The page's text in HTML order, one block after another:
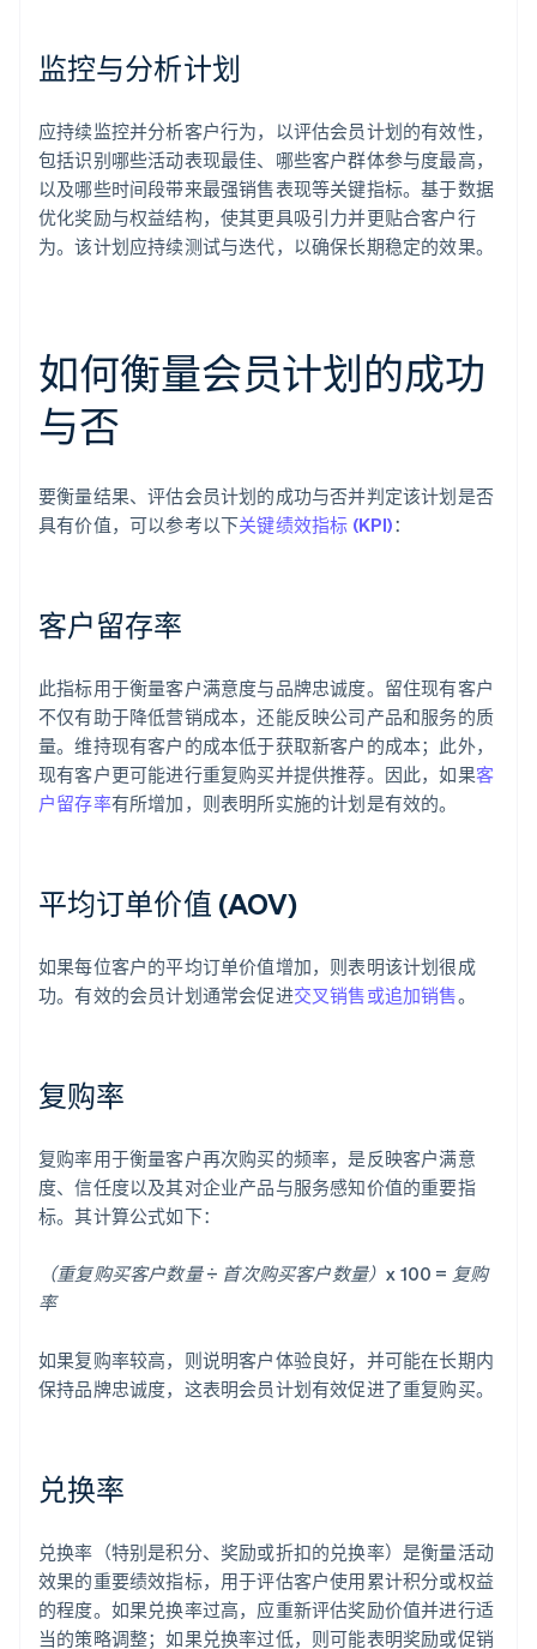
监控与分析计划
应持续监控并分析客户行为，以评估会员计划的有效性，
包括识别哪些活动表现最佳、哪些客户群体参与度最高，
以及哪些时间段带来最强销售表现等关键指标。基于数据
优化奖励与权益结构，使其更具吸引力并更贴合客户行
为。该计划应持续测试与迭代，以确保长期稳定的效果。
如何衡量会员计划的成功
与否
要衡量结果、评估会员计划的成功与否并判定该计划是否
具有价值，可以参考以下关键绩效指标 (KPI)：
客户留存率
此指标用于衡量客户满意度与品牌忠诚度。留住现有客户
不仅有助于降低营销成本，还能反映公司产品和服务的质
量。维持现有客户的成本低于获取新客户的成本；此外，
现有客户更可能进行重复购买并提供推荐。因此，如果客
户留存率有所增加，则表明所实施的计划是有效的。
平均订单价值 (AOV)
如果每位客户的平均订单价值增加，则表明该计划很成
功。有效的会员计划通常会促进交叉销售或追加销售。
复购率
复购率用于衡量客户再次购买的频率，是反映客户满意
度、信任度以及其对企业产品与服务感知价值的重要指
标。其计算公式如下：
（重复购买客户数量 ÷ 首次购买客户数量）x 100 = 复购
率
如果复购率较高，则说明客户体验良好，并可能在长期内
保持品牌忠诚度，这表明会员计划有效促进了重复购买。
兑换率
兑换率（特别是积分、奖励或折扣的兑换率）是衡量活动
效果的重要绩效指标，用于评估客户使用累计积分或权益
的程度。如果兑换率过高，应重新评估奖励价值并进行适
当的策略调整；如果兑换率过低，则可能表明奖励或促销